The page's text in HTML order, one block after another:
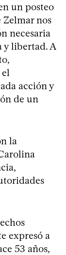
un posteo
Zelmar nos
necesaria
y libertad. A
acción y
de un
la
expresó a
53 años,